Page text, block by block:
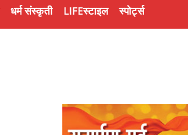
धर्म संस्कृती LIFEस्टाइल स्पोर्ट्स